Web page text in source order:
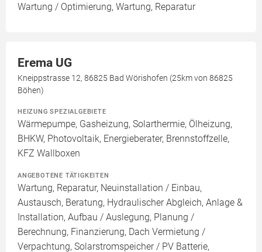
Wartung / Optimierung, Wartung, Reparatur
Erema UG
Kneippstrasse 12, 86825 Bad Wörishofen (25km von 86825
Böhen)
HEIZUNG SPEZIALGEBIETE
Wärmepumpe, Gasheizung, Solarthermie, Ölheizung,
BHKW, Photovoltaik, Energieberater, Brennstoffzelle,
KFZ Wallboxen
ANGEBOTENE TÄTIGKEITEN
Wartung, Reparatur, Neuinstallation / Einbau,
Austausch, Beratung, Hydraulischer Abgleich, Anlage &
Installation, Aufbau / Auslegung, Planung /
Berechnung, Finanzierung, Dach Vermietung /
Verpachtung, Solarstromspeicher / PV Batterie,